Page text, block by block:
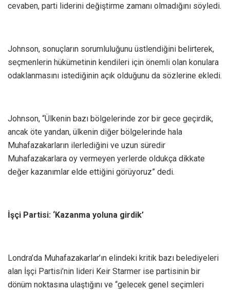
cevaben, parti liderini değiştirme zamanı olmadığını söyledi.
Johnson, sonuçların sorumluluğunu üstlendiğini belirterek,
seçmenlerin hükümetinin kendileri için önemli olan konulara
odaklanmasını istediğinin açık olduğunu da sözlerine ekledi.
Johnson, “Ülkenin bazı bölgelerinde zor bir gece geçirdik,
ancak öte yandan, ülkenin diğer bölgelerinde hala
Muhafazakarların ilerlediğini ve uzun süredir
Muhafazakarlara oy vermeyen yerlerde oldukça dikkate
değer kazanımlar elde ettiğini görüyoruz” dedi.
İşçi Partisi: ‘Kazanma yoluna girdik’
Londra’da Muhafazakarlar’ın elindeki kritik bazı belediyeleri
alan İşçi Partisi’nin lideri Keir Starmer ise partisinin bir
dönüm noktasına ulaştığını ve “gelecek genel seçimleri